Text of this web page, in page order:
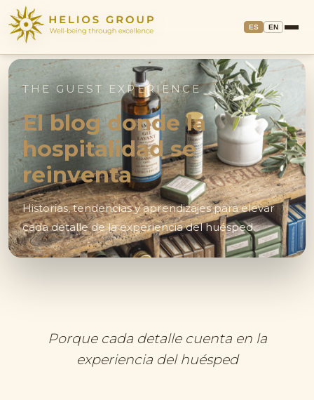
ES EN
THE GUEST EXPERIENCE
El blog donde la
hospitalidad se
reinventa
Historias, tendencias y aprendizajes para elevar
cada detalle de la experiencia del huésped.
Porque cada detalle cuenta en la
experiencia del huésped